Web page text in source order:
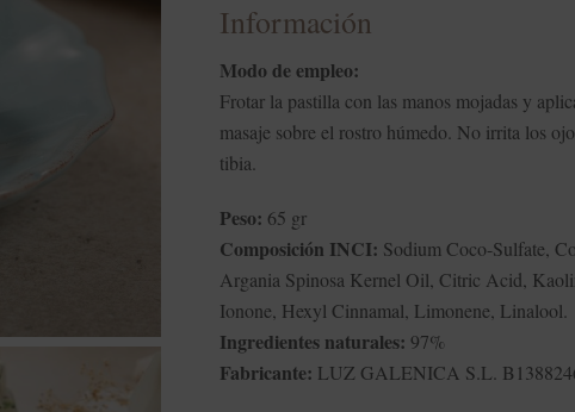
Argania
Información
Modo de empleo:
Frotar la pastilla con las manos mojadas y
masaje sobre el rostro húmedo. No irrita los
tibia.
Peso: 65 gr
Composición INCI: Sodium Coco-Sulfate,
Argania Spinosa Kernel Oil, Citric Acid,
Ionone, Hexyl Cinnamal, Limonene, Linalool.
Ingredientes naturales: 97%
Fabricante: LUZ GALENICA S.L.